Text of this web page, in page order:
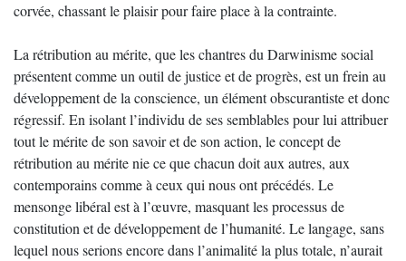
corvée, chassant le plaisir pour faire place à la contrainte.
La rétribution au mérite, que les chantres du Darwinisme social
présentent comme un outil de justice et de progrès, est un frein au
développement de la conscience, un élément obscurantiste et donc
régressif. En isolant l’individu de ses semblables pour lui attribuer
tout le mérite de son savoir et de son action, le concept de
rétribution au mérite nie ce que chacun doit aux autres, aux
contemporains comme à ceux qui nous ont précédés. Le
mensonge libéral est à l’œuvre, masquant les processus de
constitution et de développement de l’humanité. Le langage, sans
lequel nous serions encore dans l’animalité la plus totale, n’aurait